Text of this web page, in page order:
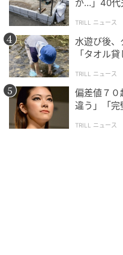
が…」40代
TRILL ニュース
水遊び後
「タオル
TRILL ニュース
偏差値７０
違う」「完
TRILL ニュース